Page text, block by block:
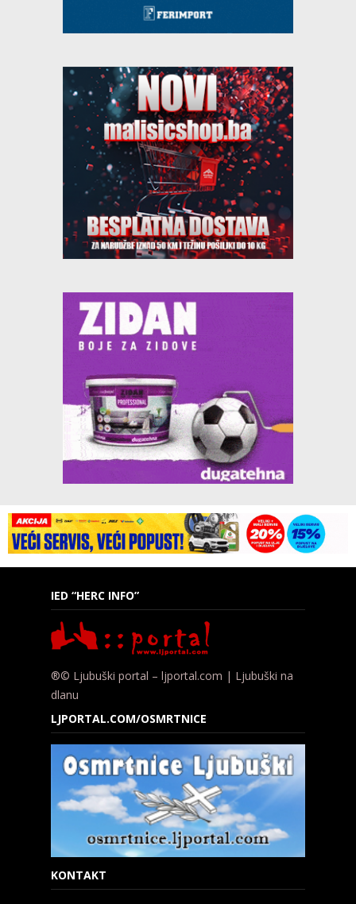
IED “HERC INFO”
®© Ljubuški portal – ljportal.com | Ljubuški na
dlanu
LJPORTAL.COM/OSMRTNICE
KONTAKT